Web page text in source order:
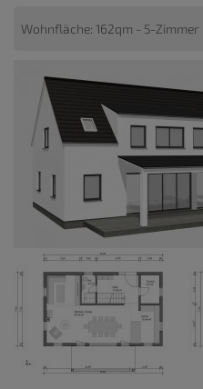
Wohnfläche: 162qm - 5-